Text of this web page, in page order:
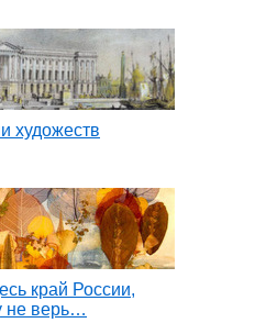
художеств
край России,
не верь…